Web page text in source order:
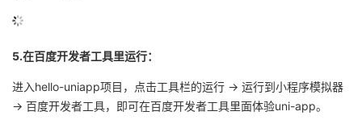
5.在百度开发者工具里运行：
进入hello-uniapp项目，点击工具栏的运行 -> 运行到小程序模拟器
-> 百度开发者工具，即可在百度开发者工具里面体验uni-app。